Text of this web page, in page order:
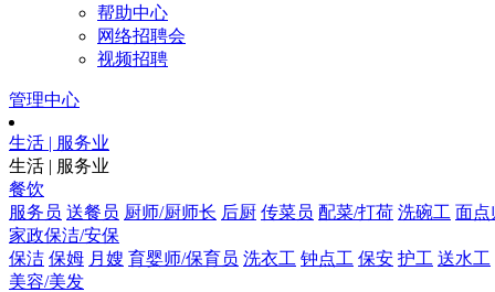
帮助中心
网络招聘会
视频招聘
管理中心
生活 | 服务业
生活 | 服务业
餐饮
服务员 送餐员 厨师/厨师长 后厨 传菜员 配菜/打荷 洗碗工 面点
家政保洁/安保
保洁 保姆 月嫂 育婴师/保育员 洗衣工 钟点工 保安 护工 送水工
美容/美发